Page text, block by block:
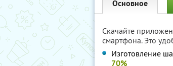
Основное
Скачайте
смартфона. Это
Изготовление
70%